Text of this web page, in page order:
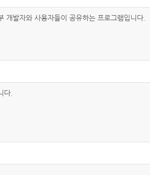
발자와 사용자들이 공유하는 프로그램입니다.
다.